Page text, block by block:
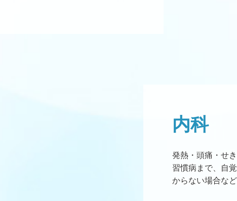
内科
発熱・頭痛・せ
習慣病まで、自
からない場合な